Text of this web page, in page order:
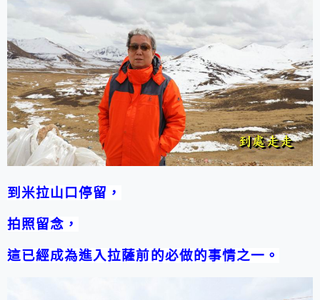
到米拉山口停留，
拍照留念，
這已經成為進入拉薩前的必做的事情之一。